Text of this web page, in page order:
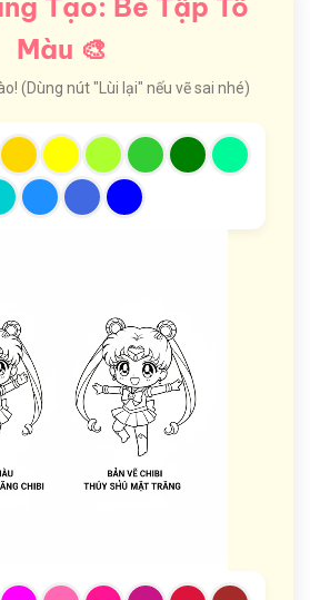
Tạo: Bé Tập Tô
Màu 🎨
(Dùng nút "Lùi lại" nếu vẽ sai nhé)